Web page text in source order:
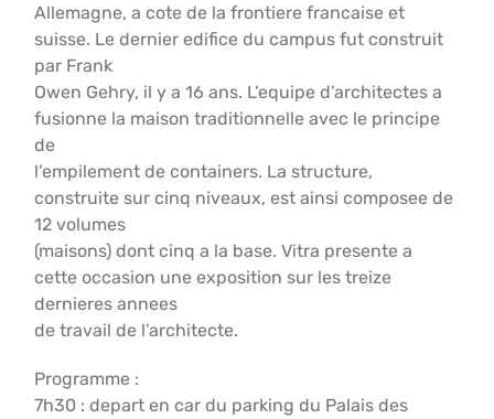
Allemagne, a cote de la frontiere francaise et
suisse. Le dernier edifice du campus fut construit
par Frank
Owen Gehry, il y a 16 ans. L’equipe d’architectes a
fusionne la maison traditionnelle avec le principe
de
l’empilement de containers. La structure,
construite sur cinq niveaux, est ainsi composee de
12 volumes
(maisons) dont cinq a la base. Vitra presente a
cette occasion une exposition sur les treize
dernieres annees
de travail de l’architecte.
Programme :
7h30 : depart en car du parking du Palais des